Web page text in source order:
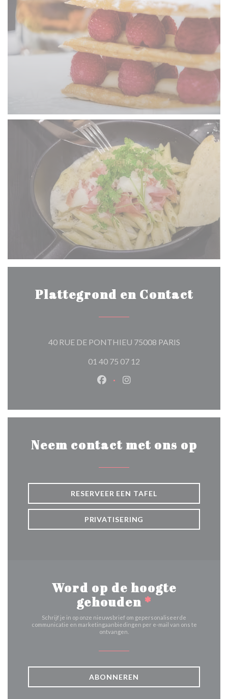
Plattegrond en Contact
40 RUE DE PONTHIEU 75008 PARIS((opent in
01 40 75 07 12
Facebook ((opent in een nieuw
Neem contact met ons op
RESERVEER EEN TAFEL
PRIVATISERING
Word op de hoogte
gehouden *
Schrijf je in op onze nieuwsbrief om gepersonaliseerde
communicatie en marketingaanbiedingen per e-mail van ons te
ontvangen.
ABONNEREN